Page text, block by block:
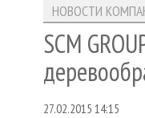
НОВОСТИ
SCM
27.02.2015 14:15